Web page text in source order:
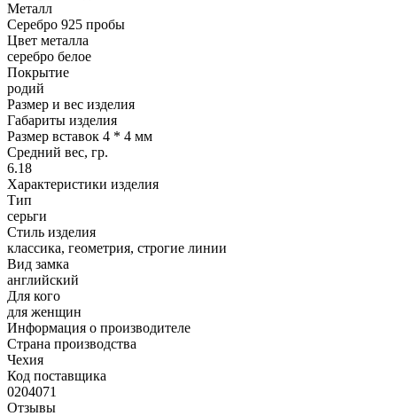
Металл
Серебро 925 пробы
Цвет металла
серебро белое
Покрытие
родий
Размер и вес изделия
Габариты изделия
Размер вставок 4 * 4 мм
Средний вес, гр.
6.18
Характеристики изделия
Тип
серьги
Стиль изделия
классика, геометрия, строгие линии
Вид замка
английский
Для кого
для женщин
Информация о производителе
Страна производства
Чехия
Код поставщика
0204071
Отзывы